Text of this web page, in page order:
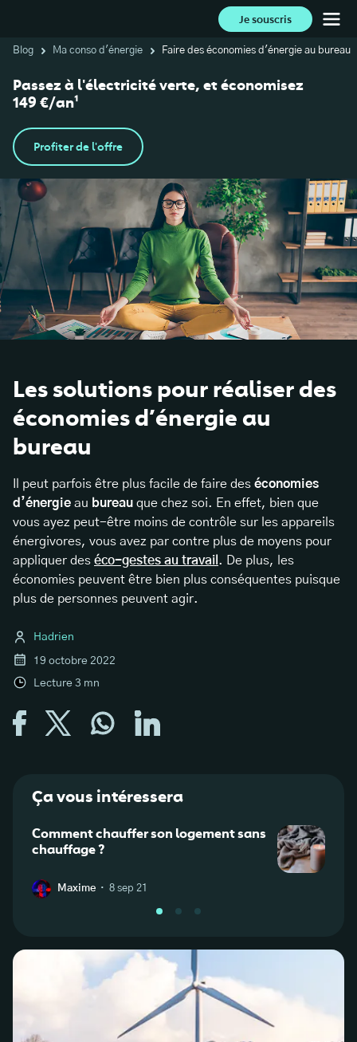
Je souscris
Blog Ma conso d'énergie Faire des économies d'énergie au bureau
Passez à l'électricité verte, et économisez
149 €/an¹
Profiter de l'offre
Les solutions pour réaliser des
économies d’énergie au
bureau
Il peut parfois être plus facile de faire des économies
d’énergie au bureau que chez soi. En effet, bien que
vous ayez peut-être moins de contrôle sur les appareils
énergivores, vous avez par contre plus de moyens pour
appliquer des éco-gestes au travail . De plus, les
économies peuvent être bien plus conséquentes puisque
plus de personnes peuvent agir.
Hadrien
19 octobre 2022
Lecture 3 mn
Ça vous intéressera
Comment chauffer son logement sans
chauffage ?
Maxime · 8 sep 21